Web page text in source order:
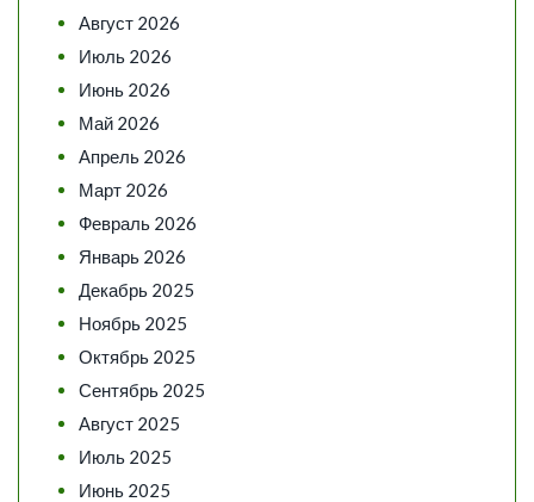
Август 2026
Июль 2026
Июнь 2026
Май 2026
Апрель 2026
Март 2026
Февраль 2026
Январь 2026
Декабрь 2025
Ноябрь 2025
Октябрь 2025
Сентябрь 2025
Август 2025
Июль 2025
Июнь 2025